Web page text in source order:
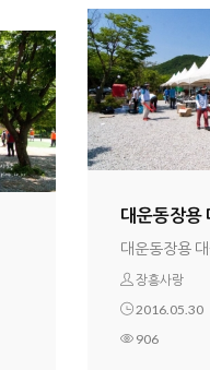
대운동장용
대운동장용
장흥사랑
2016.05.30
906